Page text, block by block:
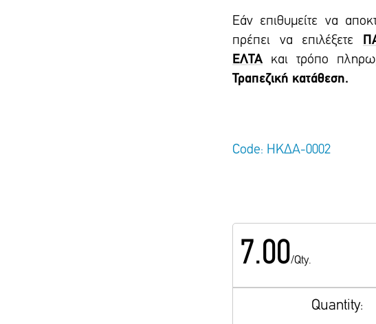
Εάν επιθυμείτε να
πρέπει να επιλέξετε
ΕΛΤΑ και τρόπο
Τραπεζική κατάθεση.
Code: ΗΚΔΑ-0002
7.00/Qty.
Quantity: